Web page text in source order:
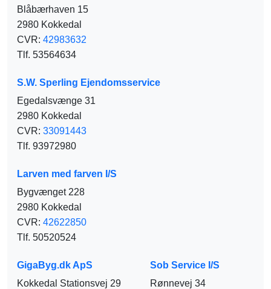
Blåbærhaven 15
2980 Kokkedal
CVR: 42983632
Tlf. 53564634
S.W. Sperling Ejendomsservice
Egedalsvænge 31
2980 Kokkedal
CVR: 33091443
Tlf. 93972980
Larven med farven I/S
Bygvænget 228
2980 Kokkedal
CVR: 42622850
Tlf. 50520524
GigaByg.dk ApS
Kokkedal Stationsvej 29
Sob Service I/S
Rønnevej 34